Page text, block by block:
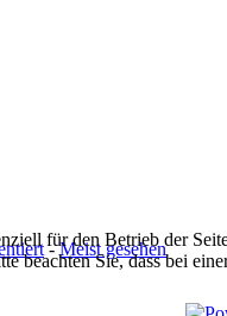
-Meist gesehen
für den Betrieb der
beachten Sie, dass bei